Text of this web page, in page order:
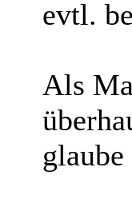
evtl.
Als